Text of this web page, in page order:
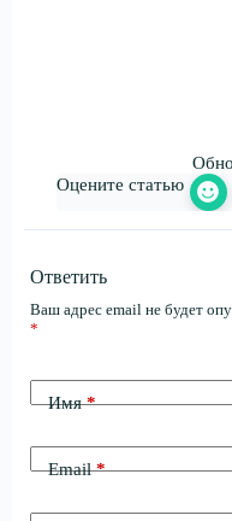
Оцените статью
Ответить
Ваш адрес email не будет
*
Имя*
Email*